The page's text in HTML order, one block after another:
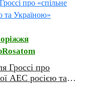
Гроссі про
АЕС росією та